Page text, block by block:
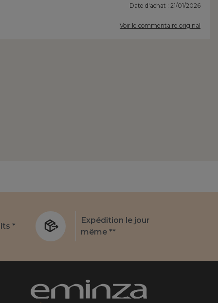
Date d'achat : 21/01/2026
Voir le commentaire original
*
Expédition le jour
même **